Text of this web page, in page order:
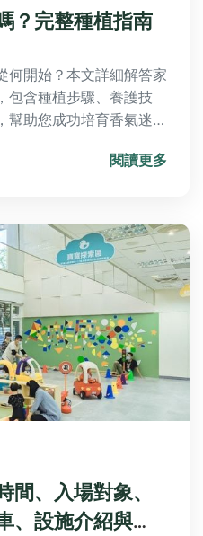
？完整種植指南
何開始？本文詳細解答家
包含種植步驟、養護技
幫助您成功培育香氣迷人
閱讀更多
間、入場對象、
、設施介紹與